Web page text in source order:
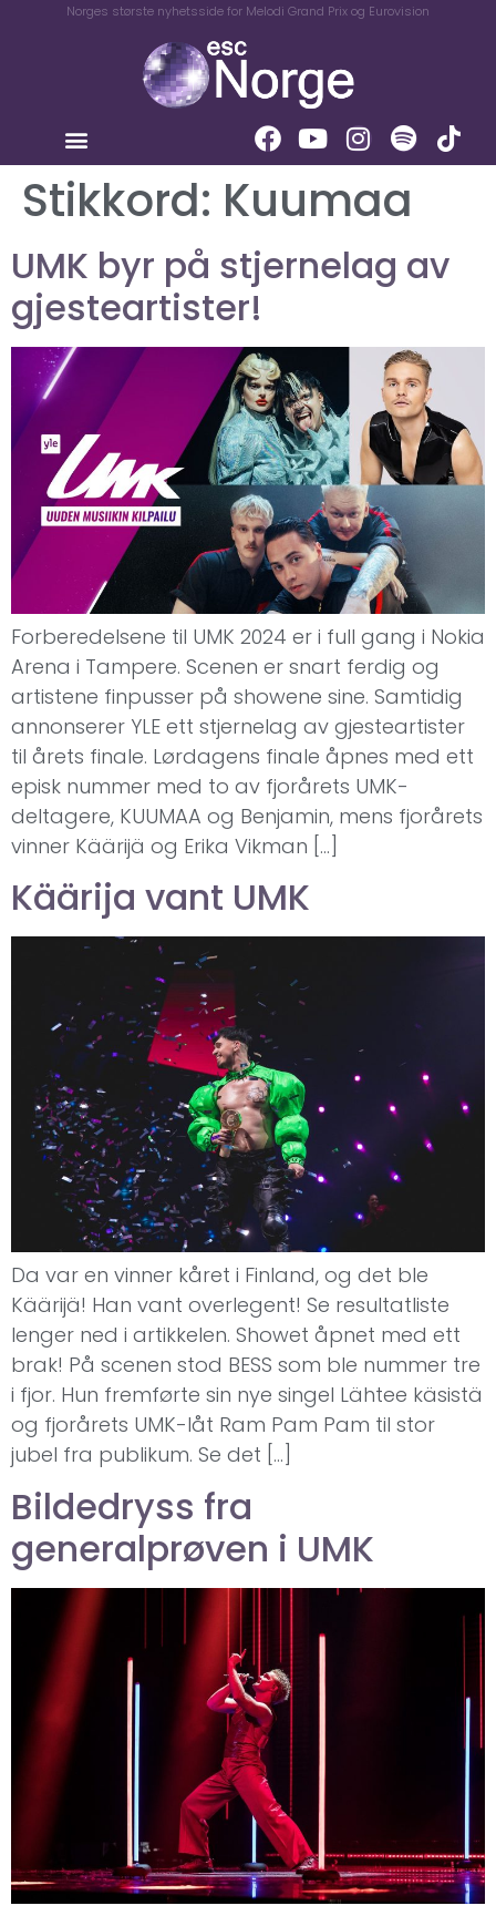
Norges største nyhetsside for Melodi Grand Prix og Eurovision
Stikkord: Kuumaa
UMK byr på stjernelag av
gjesteartister!
Forberedelsene til UMK 2024 er i full gang i Nokia
Arena i Tampere. Scenen er snart ferdig og
artistene finpusser på showene sine. Samtidig
annonserer YLE ett stjernelag av gjesteartister
til årets finale. Lørdagens finale åpnes med ett
episk nummer med to av fjorårets UMK-
deltagere, KUUMAA og Benjamin, mens fjorårets
vinner Käärijä og Erika Vikman […]
Käärija vant UMK
Da var en vinner kåret i Finland, og det ble
Käärijä! Han vant overlegent! Se resultatliste
lenger ned i artikkelen. Showet åpnet med ett
brak! På scenen stod BESS som ble nummer tre
i fjor. Hun fremførte sin nye singel Lähtee käsistä
og fjorårets UMK-låt Ram Pam Pam til stor
jubel fra publikum. Se det […]
Bildedryss fra
generalprøven i UMK